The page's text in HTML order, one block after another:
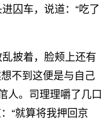
囚车，说道：“吃了
披着，脸颊上还有
不到这便是与自己
人。司理理嚼了几口
“就算将我押回京